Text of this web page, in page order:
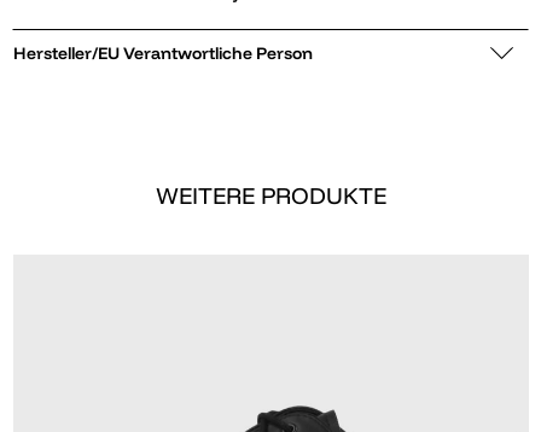
Hersteller/EU Verantwortliche Person
WEITERE PRODUKTE